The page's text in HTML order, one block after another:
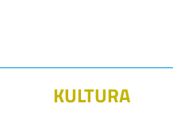
KULTURA